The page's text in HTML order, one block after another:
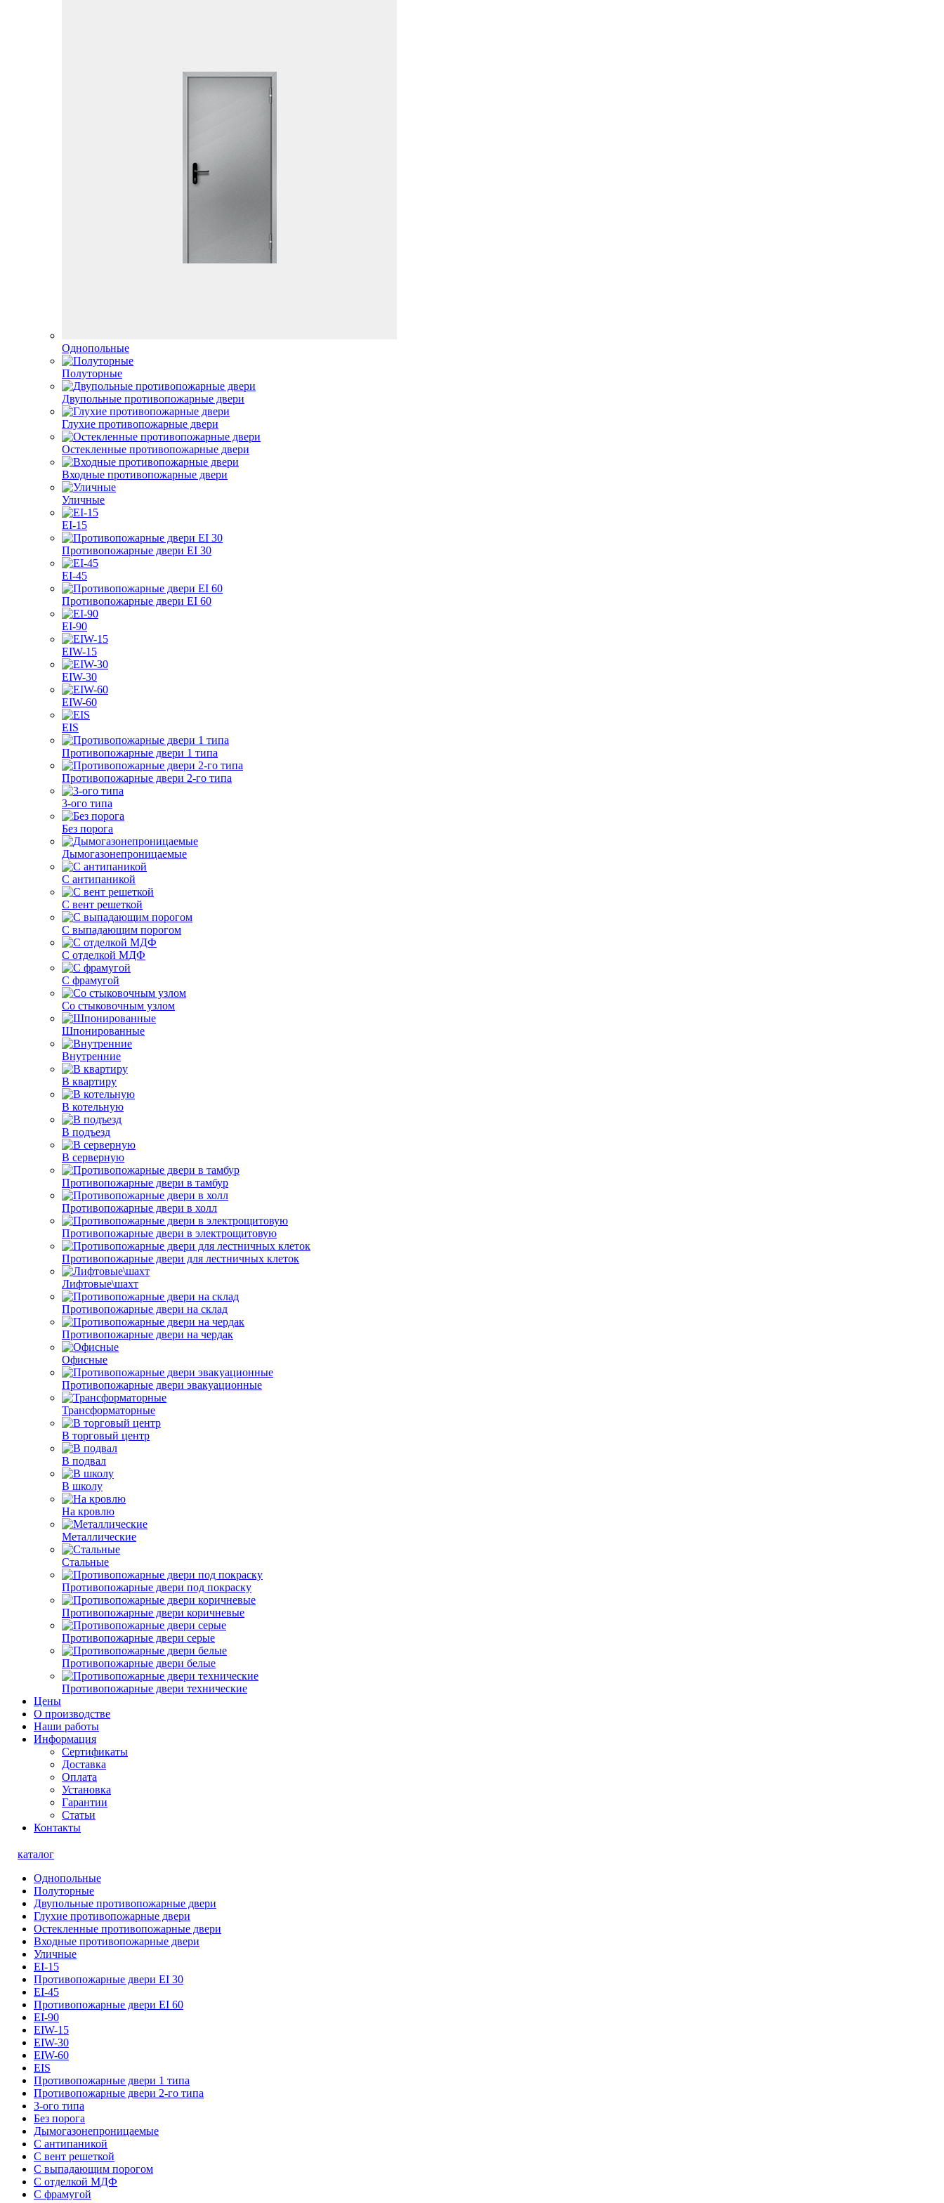
Однопольные
Полуторные
Двупольные противопожарные двери
Глухие противопожарные двери
Остекленные противопожарные двери
Входные противопожарные двери
Уличные
EI-15
Противопожарные двери EI 30
EI-45
Противопожарные двери EI 60
EI-90
EIW-15
EIW-30
EIW-60
EIS
Противопожарные двери 1 типа
Противопожарные двери 2-го типа
3-ого типа
Без порога
Дымогазонепроницаемые
С антипаникой
С вент решеткой
С выпадающим порогом
С отделкой МДФ
С фрамугой
Со стыковочным узлом
Шпонированные
Внутренние
В квартиру
В котельную
В подъезд
В серверную
Противопожарные двери в тамбур
Противопожарные двери в холл
Противопожарные двери в электрощитовую
Противопожарные двери для лестничных клеток
Лифтовые\шахт
Противопожарные двери на склад
Противопожарные двери на чердак
Офисные
Противопожарные двери эвакуационные
Трансформаторные
В торговый центр
В подвал
В школу
На кровлю
Металлические
Стальные
Противопожарные двери под покраску
Противопожарные двери коричневые
Противопожарные двери серые
Противопожарные двери белые
Противопожарные двери технические
Цены
О производстве
Наши работы
Информация
Сертификаты
Доставка
Оплата
Установка
Гарантии
Статьи
Контакты
каталог
Однопольные
Полуторные
Двупольные противопожарные двери
Глухие противопожарные двери
Остекленные противопожарные двери
Входные противопожарные двери
Уличные
EI-15
Противопожарные двери EI 30
EI-45
Противопожарные двери EI 60
EI-90
EIW-15
EIW-30
EIW-60
EIS
Противопожарные двери 1 типа
Противопожарные двери 2-го типа
3-ого типа
Без порога
Дымогазонепроницаемые
С антипаникой
С вент решеткой
С выпадающим порогом
С отделкой МДФ
С фрамугой